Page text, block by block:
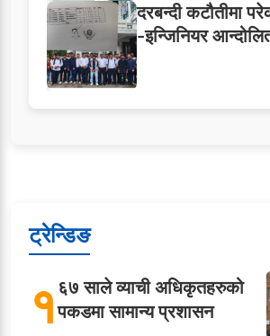
दरबन्दी कटौतीमा
-इन्जिनियर
ट्रेन्डिङ
१६७ साले व्याची अधिकृतहरुको
पकडमा सामान्य प्रशासन